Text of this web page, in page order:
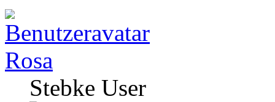
Rosa
Stebke User